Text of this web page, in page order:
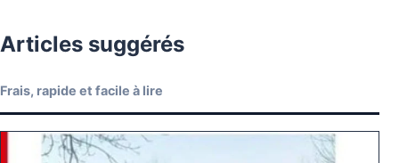
Articles suggérés
Frais, rapide et facile à lire